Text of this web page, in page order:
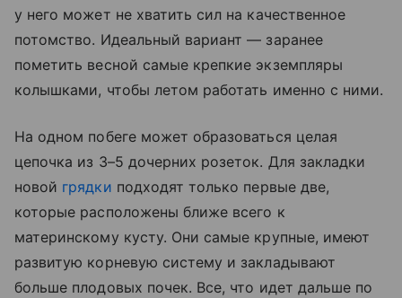
у него может не хватить сил на качественное
потомство. Идеальный вариант — заранее
пометить весной самые крепкие экземпляры
колышками, чтобы летом работать именно с ними.
На одном побеге может образоваться целая
цепочка из 3–5 дочерних розеток. Для закладки
новой грядки подходят только первые две,
которые расположены ближе всего к
материнскому кусту. Они самые крупные, имеют
развитую корневую систему и закладывают
больше плодовых почек. Все, что идет дальше по